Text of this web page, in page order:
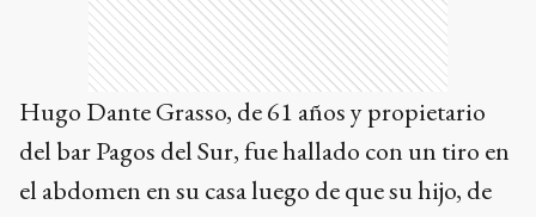
Hugo Dante Grasso, de 61 años y propietario
del bar Pagos del Sur, fue hallado con un tiro en
el abdomen en su casa luego de que su hijo, de